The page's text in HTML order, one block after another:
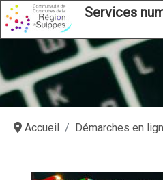
Services
Accueil Démarches en